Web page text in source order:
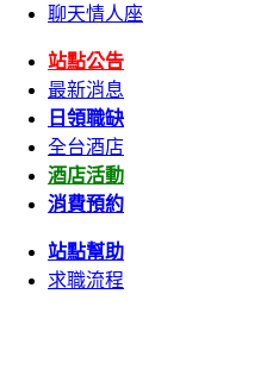
聊天情人座
站點公告
最新消息
日領職缺
全台酒店
酒店活動
消費預約
站點幫助
求職流程